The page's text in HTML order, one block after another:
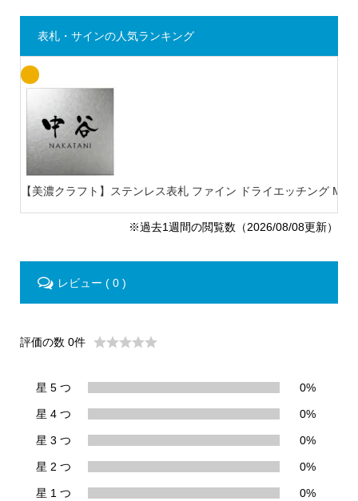
表札・サインの人気ランキング
【美濃クラフト】ステンレス表札 ファイン ドライエッチング MB-
※過去1週間の閲覧数（2026/08/08更新）
レビュー ( 0 )
評価の数 0件
星 5 つ 0%
星 4 つ 0%
星 3 つ 0%
星 2 つ 0%
星 1 つ 0%